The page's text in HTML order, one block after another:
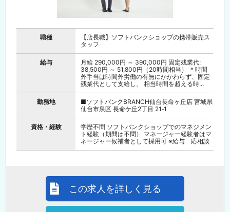
職種
【店長職】ソフトバンクショップの携帯販売ス
タッフ
給与
月給 290,000円 ～ 390,000円 固定残業代:
38,500円 ～ 51,800円（20時間相当） ＊時間
外手当は時間外労働の有無にかかわらず、固定
残業代として支給し、 相当時間を超える時...
勤務地
■ソフトバンクBRANCH仙台長命ヶ丘店 宮城県
仙台市泉区 長命ケ丘2丁目 21‐1
資格・経験
学歴不問 ソフトバンクショップでのマネジメン
ト経験（期間は不問） マネージャー経験者はマ
ネージャー候補者として採用可 ※給与 応相談
この求人を詳しく見る